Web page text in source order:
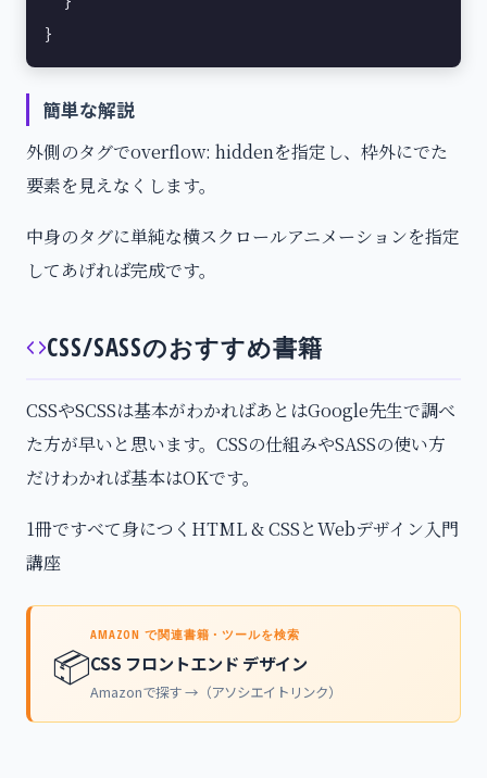
}
簡単な解説
外側のタグでoverflow: hiddenを指定し、枠外にでた
要素を見えなくします。
中身のタグに単純な横スクロールアニメーションを指定
してあげれば完成です。
CSS/SASSのおすすめ書籍
CSSやSCSSは基本がわかればあとはGoogle先生で調べ
た方が早いと思います。CSSの仕組みやSASSの使い方
だけわかれば基本はOKです。
1冊ですべて身につくHTML & CSSとWebデザイン入門
講座
📦
AMAZON で関連書籍・ツールを検索
CSS フロントエンド デザイン
Amazonで探す →（アソシエイトリンク）